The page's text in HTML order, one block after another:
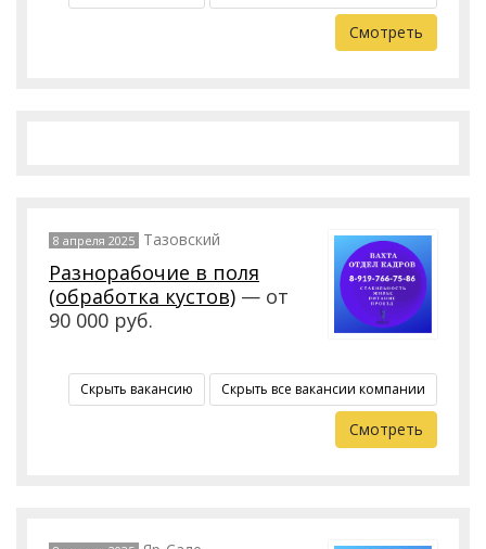
Смотреть
8 апреля 2025 Тазовский
Разнорабочие в поля
(обработка кустов) — от
90 000 руб.
Скрыть вакансию Скрыть все вакансии компании
Смотреть